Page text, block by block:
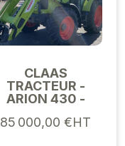
CLAAS
TRACTEUR -
ARION 430 -
85 000,00 €HT